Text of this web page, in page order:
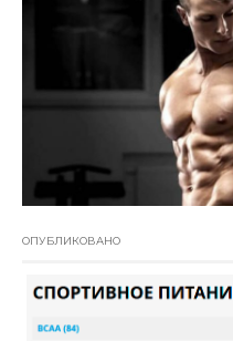
ОПУБЛИКОВАНО